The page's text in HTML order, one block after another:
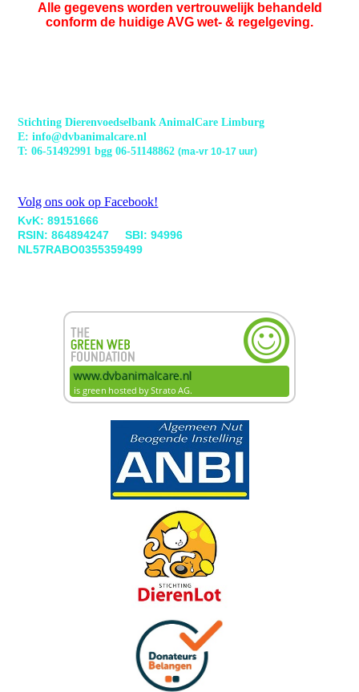
Alle gegevens worden vertrouwelijk behandeld
conform de huidige AVG wet- & regelgeving.
Stichting Dierenvoedselbank AnimalCare Limburg
E: info@dvbanimalcare.nl
T: 06-51492991 bgg 06-51148862(ma-vr 10-17 uur)
Volg ons ook op Facebook!
KvK: 89151666
RSIN: 864894247 SBI: 94996
NL57RABO0355359499